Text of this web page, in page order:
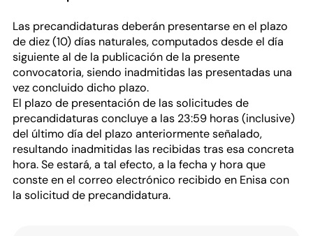
Las precandidaturas deberán presentarse en el plazo
de diez (10) días naturales, computados desde el día
siguiente al de la publicación de la presente
convocatoria, siendo inadmitidas las presentadas una
vez concluido dicho plazo.
El plazo de presentación de las solicitudes de
precandidaturas concluye a las 23:59 horas (inclusive)
del último día del plazo anteriormente señalado,
resultando inadmitidas las recibidas tras esa concreta
hora. Se estará, a tal efecto, a la fecha y hora que
conste en el correo electrónico recibido en Enisa con
la solicitud de precandidatura.